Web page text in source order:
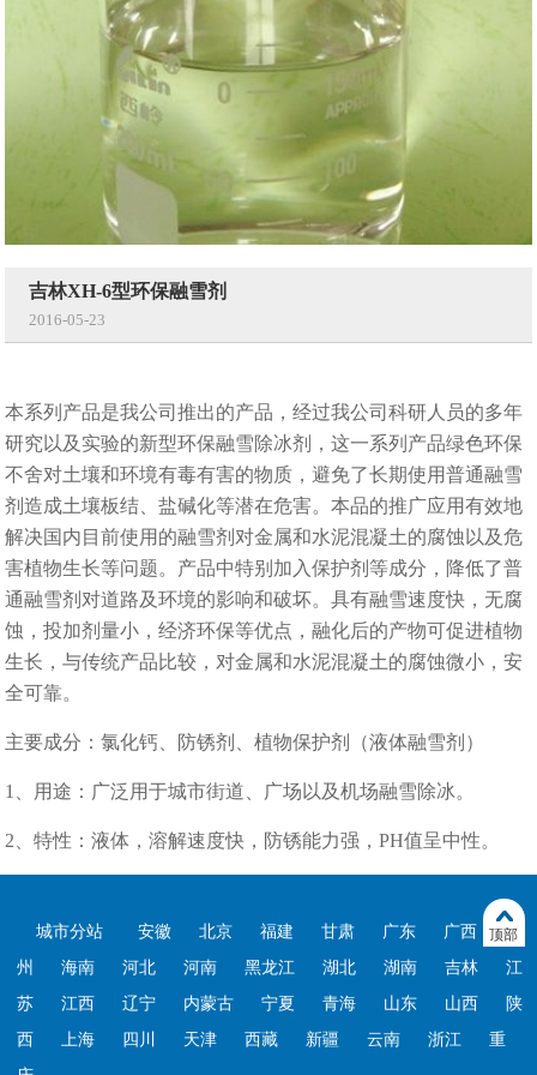
吉林XH-6型环保融雪剂
2016-05-23
本系列产品是我公司推出的产品，经过我公司科研人员的多年
研究以及实验的新型环保融雪除冰剂，这一系列产品绿色环保
不舍对土壤和环境有毒有害的物质，避免了长期使用普通融雪
剂造成土壤板结、盐碱化等潜在危害。本品的推广应用有效地
解决国内目前使用的融雪剂对金属和水泥混凝土的腐蚀以及危
害植物生长等问题。产品中特别加入保护剂等成分，降低了普
通融雪剂对道路及环境的影响和破坏。具有融雪速度快，无腐
蚀，投加剂量小，经济环保等优点，融化后的产物可促进植物
生长，与传统产品比较，对金属和水泥混凝土的腐蚀微小，安
全可靠。
主要成分：氯化钙、防锈剂、植物保护剂（液体融雪剂）
1、用途：广泛用于城市街道、广场以及机场融雪除冰。
2、特性：液体，溶解速度快，防锈能力强，PH值呈中性。
城市分站 安徽 北京 福建 甘肃 广东 广西
贵
州
海南 河北 河南 黑龙江 湖北 湖南 吉林
江
苏
江西 辽宁 内蒙古 宁夏 青海 山东 山西
陕
西
上海 四川 天津 西藏 新疆 云南 浙江
重
顶部